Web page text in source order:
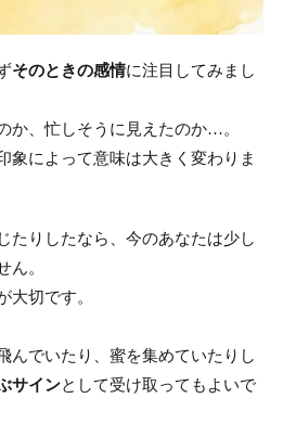
そのときの感情に注目してみまし
か、忙しそうに見えたのか…。
象によって意味は大きく変わりま
たりしたなら、今のあなたは少し
ん。
大切です。
んでいたり、蜜を集めていたりし
サインとして受け取ってもよいで